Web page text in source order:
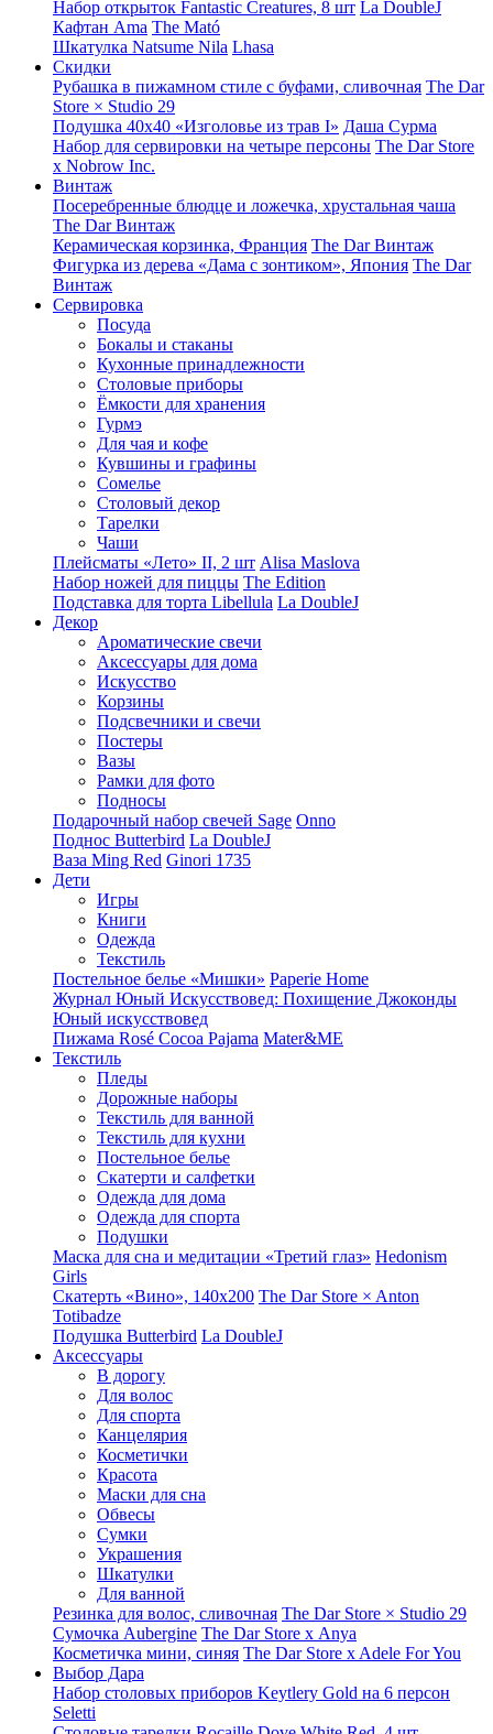
Набор открыток Fantastic Creatures, 8 шт La DoubleJ
Кафтан Ama The Mató
Шкатулка Natsume Nila Lhasa
Скидки
Рубашка в пижамном стиле с буфами, сливочная The Dar
Store × Studio 29
Подушка 40x40 «Изголовье из трав I» Даша Сурма
Набор для сервировки на четыре персоны The Dar Store
х Nobrow Inc.
Винтаж
Посеребренные блюдце и ложечка, хрустальная чаша
The Dar Винтаж
Керамическая корзинка, Франция The Dar Винтаж
Фигурка из дерева «Дама с зонтиком», Япония The Dar
Винтаж
Сервировка
Посуда
Бокалы и стаканы
Кухонные принадлежности
Столовые приборы
Ëмкости для хранения
Гурмэ
Для чая и кофе
Кувшины и графины
Сомелье
Столовый декор
Тарелки
Чаши
Плейсматы «Лето» II, 2 шт Alisa Maslova
Набор ножей для пиццы The Edition
Подставка для торта Libellula La DoubleJ
Декор
Ароматические свечи
Аксессуары для дома
Искусство
Корзины
Подсвечники и свечи
Постеры
Вазы
Рамки для фото
Подносы
Подарочный набор свечей Sage Onno
Поднос Butterbird La DoubleJ
Ваза Ming Red Ginori 1735
Дети
Игры
Книги
Одежда
Текстиль
Постельное белье «Мишки» Paperie Home
Журнал Юный Искусствовед: Похищение Джоконды
Юный искусствовед
Пижама Rosé Cocoa Pajama Mater&ME
Текстиль
Пледы
Дорожные наборы
Текстиль для ванной
Текстиль для кухни
Постельное белье
Скатерти и салфетки
Одежда для дома
Одежда для спорта
Подушки
Маска для сна и медитации «Третий глаз» Hedonism
Girls
Скатерть «Вино», 140х200 The Dar Store × Anton
Totibadze
Подушка Butterbird La DoubleJ
Аксессуары
В дорогу
Для волос
Для спорта
Канцелярия
Косметички
Красота
Маски для сна
Обвесы
Сумки
Украшения
Шкатулки
Для ванной
Резинка для волос, сливочная The Dar Store × Studio 29
Сумочка Aubergine The Dar Store x Anya
Косметичка мини, синяя The Dar Store x Adele For You
Выбор Дара
Набор столовых приборов Keytlery Gold на 6 персон
Seletti